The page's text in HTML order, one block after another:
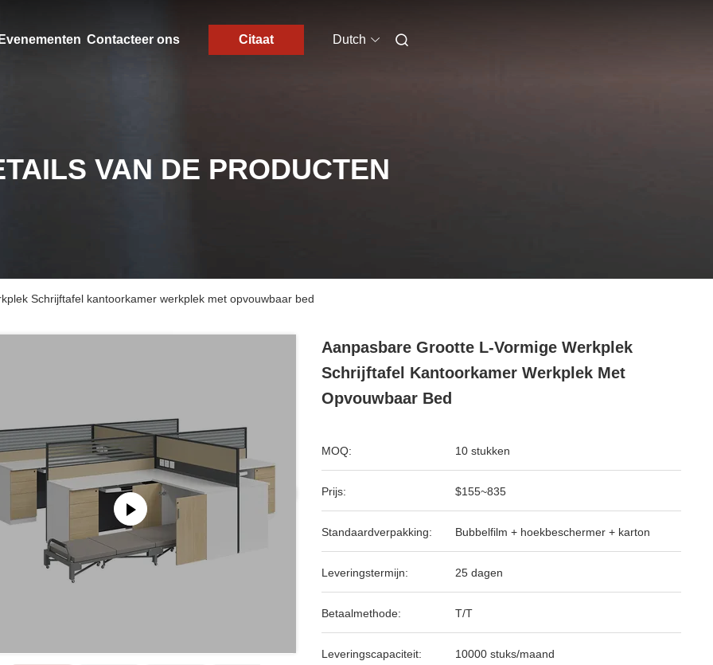
Contacteer ons Citaat Dutch
VAN DE PRODUCTEN
Schrijftafel kantoorkamer werkplek met opvouwbaar bed
Aanpasbare Grootte L-Vormige Werkplek
Schrijftafel Kantoorkamer Werkplek Met
Opvouwbaar Bed
MOQ: 10 stukken
Prijs: $155~835
Standaardverpakking: Bubbelfilm + hoekbeschermer + karton
Leveringstermijn: 25 dagen
Betaalmethode: T/T
Leveringscapaciteit: 10000 stuks/maand